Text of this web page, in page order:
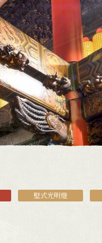
壁式光明燈